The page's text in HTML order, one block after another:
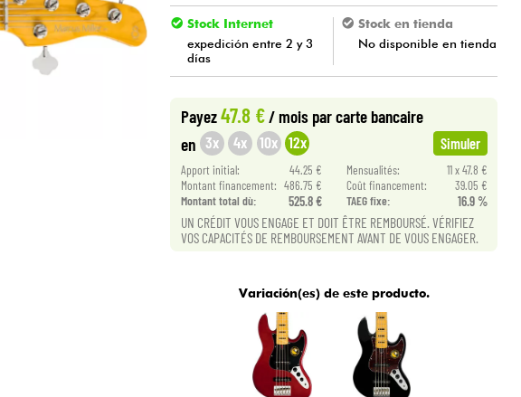
Stock Internet
expedición entre 2 y 3
días
Stock en tienda
No disponible en tienda
Payez47.8 €/ mois par carte bancaire
en 3x 4x 10x 12x Simuler
Apport initial: 44.25 € Mensualités:
11 x 47.8 €
Montant financement: 486.75 € Coût financement:
39.05 €
Montant total dù:
525.8 € TAEG fixe: 16.9 %
UN CRÉDIT VOUS ENGAGE ET DOIT ÊTRE REMBOURSÉ. VÉRIFIEZ
VOS CAPACITÉS DE REMBOURSEMENT AVANT DE VOUS ENGAGER.
Variación(es) de este producto.